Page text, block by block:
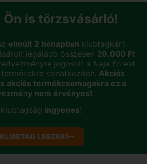
Ön is törzsvásárló!
elmúlt 2 hónapban klubtagként
legalább összesen 29.000 Ft
jogosult a Naja Forest
vonatkozóan. Akciós
akciós termékcsomagokra ez a
nem érvényes!
ingyenes!
KLUBTAG LESZEK!